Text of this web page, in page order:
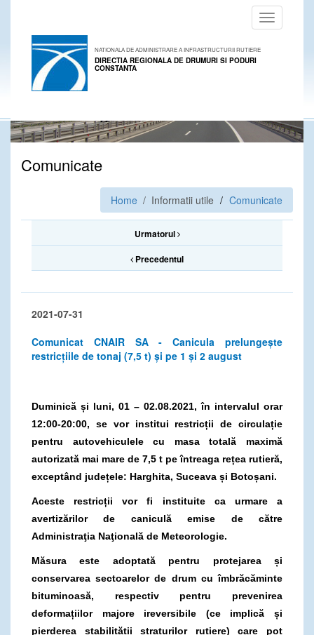
Toggle
navigation
NATIONALA DE ADMINISTRARE A INFRASTRUCTURII RUTIERE
DIRECTIA REGIONALA DE DRUMURI SI PODURI
CONSTANTA
Comunicate
Home / Informatii utile Comunicate
Urmatorul
Precedentul
2021-07-31
Comunicat CNAIR SA - Canicula prelungește
restricțiile de tonaj (7,5 t) și pe 1 și 2 august
Duminică și luni, 01 – 02.08.2021, în intervalul orar
12:00-20:00, se vor institui restricții de circulație
pentru autovehiculele cu masa totală maximă
autorizată mai mare de 7,5 t pe întreaga rețea rutieră,
exceptând județele: Harghita, Suceava și Botoșani.
Aceste restricții vor fi instituite ca urmare a
avertizărilor de caniculă emise de către
Administraţia Naţională de Meteorologie.
Măsura este adoptată pentru protejarea și
conservarea sectoarelor de drum cu îmbrăcăminte
bituminoasă, respectiv pentru prevenirea
deformațiilor majore ireversibile (ce implică și
pierderea stabilității straturilor rutiere) care pot